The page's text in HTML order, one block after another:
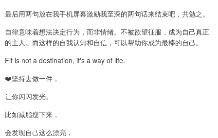
最后用两句放在我手机屏幕激励我至深的两句话来结束吧，共勉之。
自律意味着想法决定行为，而非情绪。不被欲望征服，成为自己真正
的主人。而这样的自我认知和自信，可以帮助你成为最棒的自己。
Fit is not a destination, it's a way of life.
❤️坚持去做一件，
让你闪闪发光。
比如减脂瘦下来，
会发现自己这么漂亮，